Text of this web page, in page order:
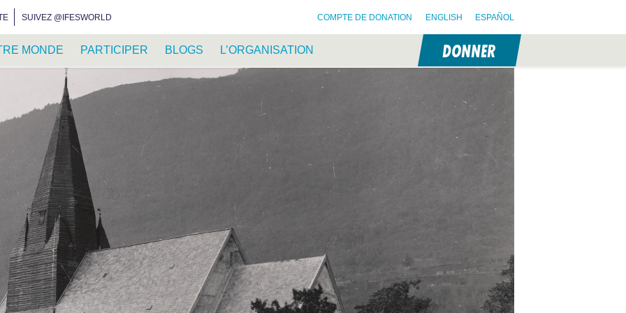
SUIVEZ @IFESWORLD COMPTE DE DONATION ENGLISH ESPAÑOL
MONDE PARTICIPER BLOGS L’ORGANISATION DONNER